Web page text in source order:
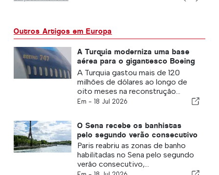
Outros Artigos em Europa
A Turquia moderniza uma base
aérea para o gigantesco Boeing
747 doado pelo Catar aos EUA
A Turquia gastou mais de 120
milhões de dólares ao longo de
oito meses na reconstrução...
Em - 18 Jul 2026
O Sena recebe os banhistas
pelo segundo verão consecutivo
Paris reabriu as zonas de banho
habilitadas no Sena pelo segundo
verão consecutivo,...